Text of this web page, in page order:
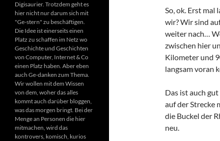
So, ok. Erst mal
wir? Wir sind
weiter nach…
zwischen hier
Kilometer und
langsam voran
Das ist auch
auf der Strecke
die Buckel der
neu.
Digisaurier. Trotzdem geht es
hier nicht nur darum sich mit
"Ge-stern" zu beschäftigen.
Die Idee ist einerseits einen
Platz zu schaffen im Netz wo
Geschichte und Geschichten
von Computer, Internet & Co
einen Platz haben. Aber eben
auch Ge-danken zum Thema.
Wir wollen mit dem Wissen
von dem, woher das alles
kommt auch darüber bloggen,
was das morgen bringt. Bei der
Menge an Personen die hier
mitmachen, wird das
kontrovers, komisch, kurios